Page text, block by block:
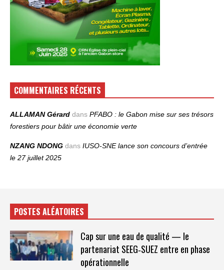
COMMENTAIRES RÉCENTS
ALLAMAN Gérard dans PFABO : le Gabon mise sur ses trésors
forestiers pour bâtir une économie verte
NZANG NDONG dans IUSO‑SNE lance son concours d’entrée
le 27 juillet 2025
POSTES ALÉATOIRES
Cap sur une eau de qualité — le
partenariat SEEG‑SUEZ entre en phase
opérationnelle